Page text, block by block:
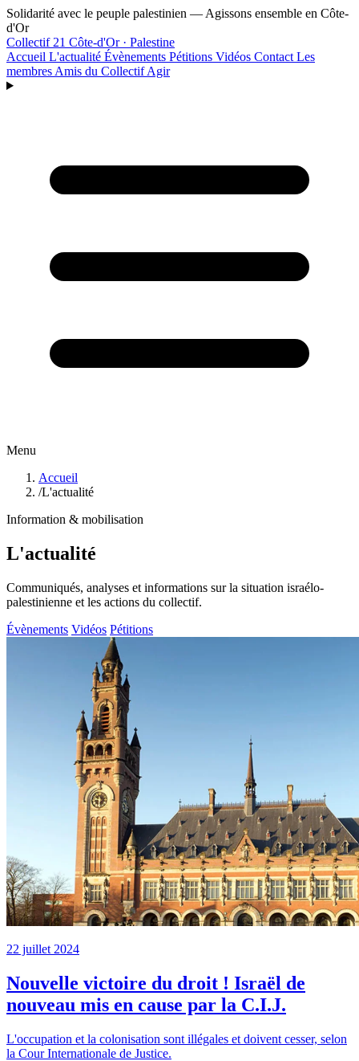
Aller au contenu principal
Solidarité avec le peuple palestinien — Agissons ensemble en Côte-
d'Or
Collectif 21 Côte-d'Or · Palestine
Accueil L'actualité Évènements Pétitions Vidéos Contact Les
membres Amis du CollectifAgir
Menu
Accueil
/L'actualité
Information & mobilisation
L'actualité
Communiqués, analyses et informations sur la situation israélo-
palestinienne et les actions du collectif.
Évènements Vidéos Pétitions
22 juillet 2024
Nouvelle victoire du droit ! Israël de
nouveau mis en cause par la C.I.J.
L'occupation et la colonisation sont illégales et doivent cesser, selon
la Cour Internationale de Justice.